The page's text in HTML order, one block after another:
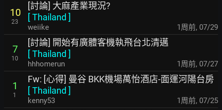
10
23
[討論] 大麻產業現況?
[Thailand ]
weiike 1周前, 07/29
7
10
[討論] 開始有廣體客機執飛台北清邁
[Thailand ]
hhhomerun 1周前, 07/27
1
1
Fw: [心得] 曼谷 BKK機場萬怡酒店-面運河陽台房
[Thailand ]
kenny53 1周前, 07/25